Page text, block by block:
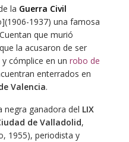
la Guerra Civil
1937) una famosa
que murió
la acusaron de ser
y cómplice en un robo de
enterrados en
Valencia.
negra ganadora del LIX
de Valladolid,
1955), periodista y